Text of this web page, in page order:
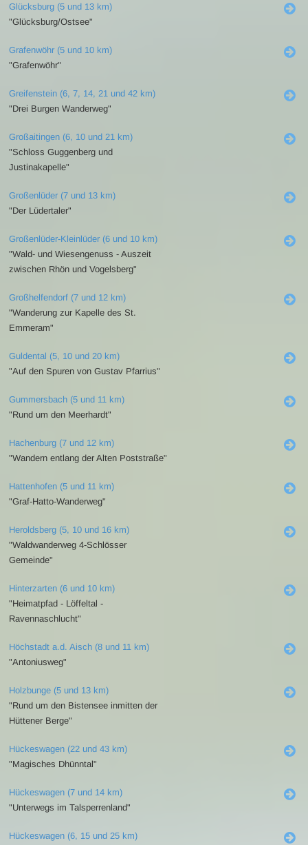
Glücksburg (5 und 13 km)
"Glücksburg/Ostsee"
Grafenwöhr (5 und 10 km)
"Grafenwöhr"
Greifenstein (6, 7, 14, 21 und 42 km)
"Drei Burgen Wanderweg"
Großaitingen (6, 10 und 21 km)
"Schloss Guggenberg und
Justinakapelle"
Großenlüder (7 und 13 km)
"Der Lüdertaler"
Großenlüder-Kleinlüder (6 und 10 km)
"Wald- und Wiesengenuss - Auszeit
zwischen Rhön und Vogelsberg"
Großhelfendorf (7 und 12 km)
"Wanderung zur Kapelle des St.
Emmeram"
Guldental (5, 10 und 20 km)
"Auf den Spuren von Gustav Pfarrius"
Gummersbach (5 und 11 km)
"Rund um den Meerhardt"
Hachenburg (7 und 12 km)
"Wandern entlang der Alten Poststraße"
Hattenhofen (5 und 11 km)
"Graf-Hatto-Wanderweg"
Heroldsberg (5, 10 und 16 km)
"Waldwanderweg 4-Schlösser
Gemeinde"
Hinterzarten (6 und 10 km)
"Heimatpfad - Löffeltal -
Ravennaschlucht"
Höchstadt a.d. Aisch (8 und 11 km)
"Antoniusweg"
Holzbunge (5 und 13 km)
"Rund um den Bistensee inmitten der
Hüttener Berge"
Hückeswagen (22 und 43 km)
"Magisches Dhünntal"
Hückeswagen (7 und 14 km)
"Unterwegs im Talsperrenland"
Hückeswagen (6, 15 und 25 km)